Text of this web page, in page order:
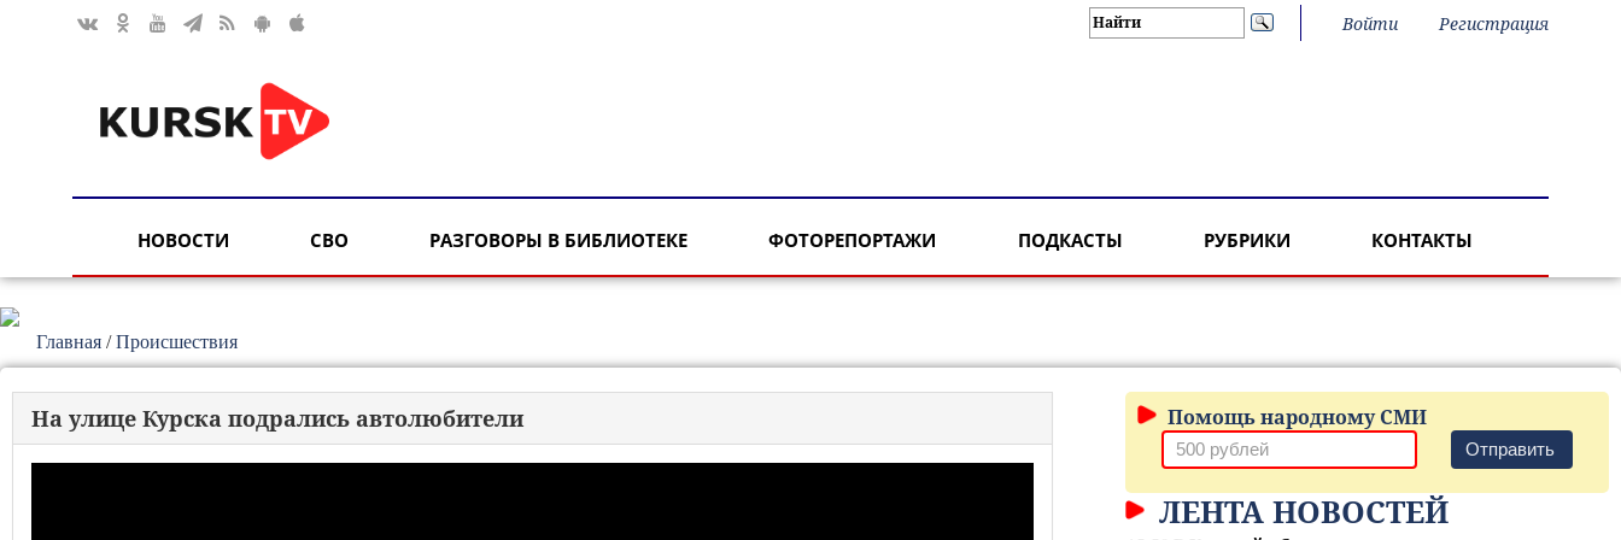
Войти Регистрация
НОВОСТИ СВО РАЗГОВОРЫ В БИБЛИОТЕКЕ ФОТОРЕПОРТАЖИ ПОДКАСТЫ РУБРИКИ КОНТАКТЫ
Главная /Происшествия
На улице Курска подрались автолюбители Помощь народному СМИ
Отправить
ЛЕНТА НОВОСТЕЙ